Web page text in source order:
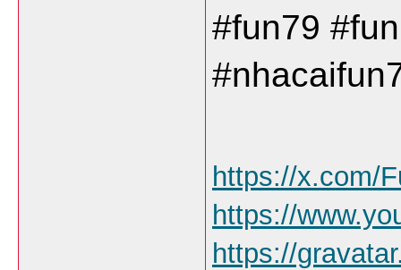
#fun79
https://x.com/
https://
https://